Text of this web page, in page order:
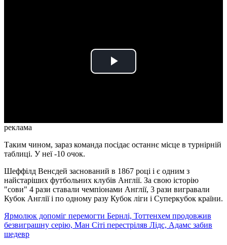
Play
реклама
Таким чином, зараз команда посідає останнє місце в турнірній
таблиці. У неї -10 очок.
Шеффілд Венсдей заснований в 1867 році і є одним з
найстаріших футбольних клубів Англії. За свою історію
"сови" 4 рази ставали чемпіонами Англії, 3 рази вигравали
Кубок Англії і по одному разу Кубок ліги і Суперкубок країни.
Ярмолюк допоміг перемогти Бернлі, Тоттенхем продовжив
безвиграшну серію, Ман Сіті перестріляв Лідс, Адамс забив
шедевр